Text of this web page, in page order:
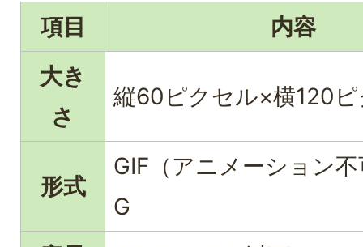
項目
内容
大き
さ
縦60ピクセル×横120
形式
GIF（アニメーション
G